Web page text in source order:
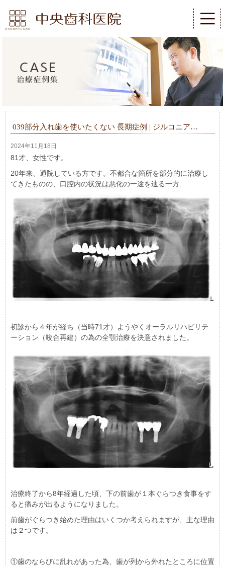
039部分入れ歯を使いたくない 長期症例 | ジルコニア…
2024年11月18日
81才、女性です。
20年来、通院している方です。不都合な箇所を部分的に治療し
てきたものの、口腔内の状況は悪化の一途を辿る一方…
初診から４年が経ち（当時71才）ようやくオーラルリハビリテ
ーション（咬合再建）の為の全顎治療を決意されました。
治療終了から8年経過した頃、下の前歯が１本ぐらつき食事をす
ると痛みが出るようになりました。
前歯がぐらつき始めた理由はいくつか考えられますが、主な理由
は２つです。
①歯のならびに乱れがあった為、歯が列から外れたところに位置